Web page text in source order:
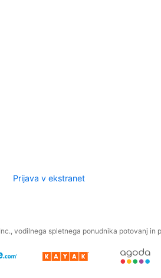
Prijava v ekstranet
vodilnega spletnega ponudnika potovanj in